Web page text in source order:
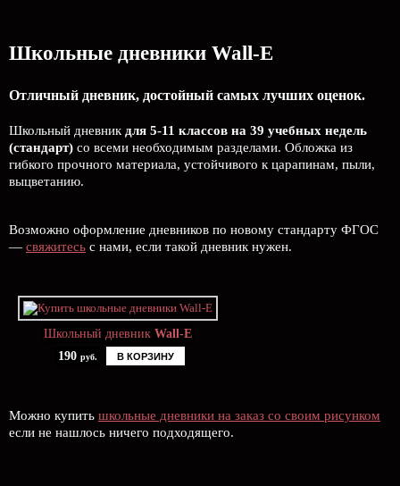
Школьные дневники Wall-E
Отличный дневник, достойный самых лучших оценок.
Школьный дневник для 5-11 классов на 39 учебных недель
(стандарт) со всеми необходимым разделами. Обложка из
гибкого прочного материала, устойчивого к царапинам, пыли,
выцветанию.
Возможно оформление дневников по новому стандарту ФГОС
— свяжитесь с нами, если такой дневник нужен.
Школьный дневник Wall-E
190 руб. В КОРЗИНУ
Можно купить школьные дневники на заказ со своим рисунком
если не нашлось ничего подходящего.